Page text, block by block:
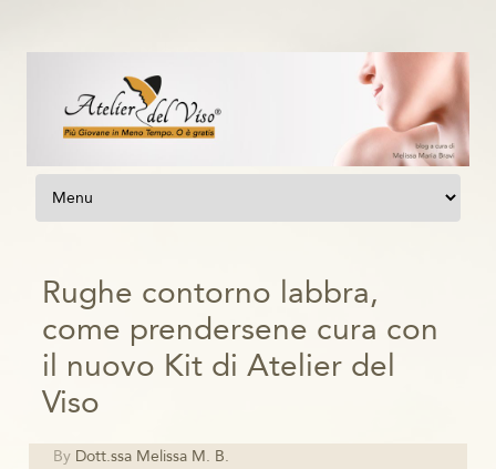
Vai al contenuto
Rughe contorno labbra,
come prendersene cura con
il nuovo Kit di Atelier del
Viso
By Dott.ssa Melissa M. B.